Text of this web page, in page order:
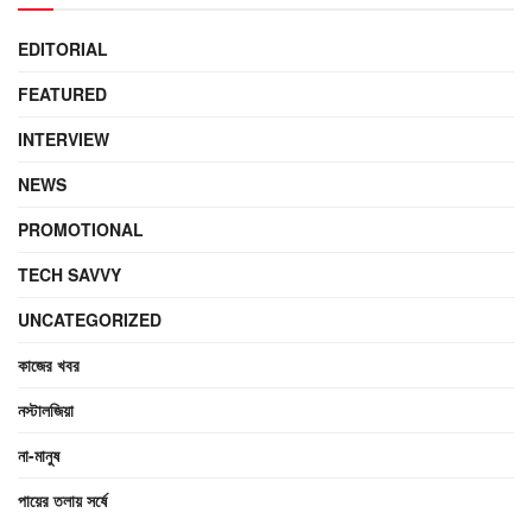
EDITORIAL
FEATURED
INTERVIEW
NEWS
PROMOTIONAL
TECH SAVVY
UNCATEGORIZED
কাজের খবর
নস্টালজিয়া
না-মানুষ
পায়ের তলায় সর্ষে